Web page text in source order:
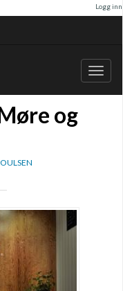
Logg inn
Bytt
og